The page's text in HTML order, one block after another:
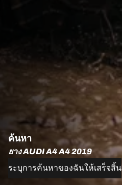
ค้นหา
ยาง AUDI A4 A4 2019
ระบุการค้นหาของฉันให้เสร็จสิ้น